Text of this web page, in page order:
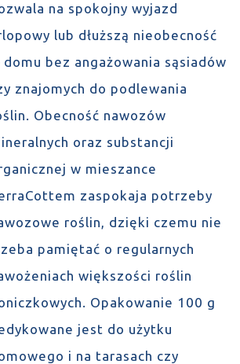
na spokojny wyjazd
lub dłuższą nieobecność
domu bez angażowania sąsiadów
znajomych do podlewania
Obecność nawozów
oraz substancji
w mieszance
zaspokaja potrzeby
roślin, dzięki czemu nie
pamiętać o regularnych
większości roślin
Opakowanie 100 g
jest do użytku
i na tarasach czy